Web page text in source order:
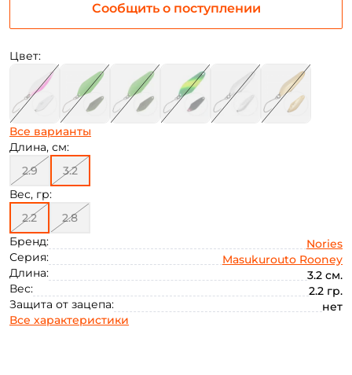
Цвет:
Все варианты
Длина, см:
2.9
3.2
Вес, гр:
2.2
2.8
Бренд:
Nories
Серия:
Masukurouto Rooney
Длина:
3.2 см.
Вес:
2.2 гр.
Защита от зацепа:
нет
Все характеристики
Сообщить о поступлении